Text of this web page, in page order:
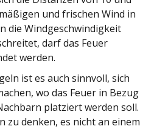
und frischen Wind in
die Windgeschwindigkeit
darf das Feuer
werden.
ist es auch sinnvoll, sich
wo das Feuer in Bezug
platziert werden soll.
zu denken, es nicht an einem